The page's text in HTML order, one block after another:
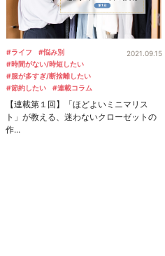
#ライフ
#悩み別
#時間がない/時短したい
#服が多すぎ/断捨離したい
#節約したい
#連載コラム
2021.09.15
【連載第１回】「ほどよいミニマリス
ト」が教える、迷わないクローゼットの
作...